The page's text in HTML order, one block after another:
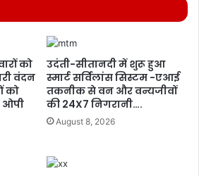
को
वंदन
को
ओपी
उदंती-सीतानदी में शुरू हुआ
स्मार्ट सर्विलांस सिस्टम -एआई
तकनीक से वन और वन्यजीवों
की 24X7 निगरानी….
August 8, 2026